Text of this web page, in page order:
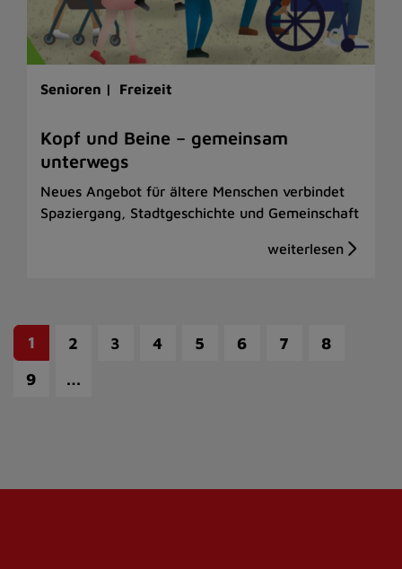
Senioren | Freizeit
Kopf und Beine – gemeinsam
unterwegs
Neues Angebot für ältere Menschen verbindet
Spaziergang, Stadtgeschichte und Gemeinschaft
1 2 3 4 5 6 7
8
9
…